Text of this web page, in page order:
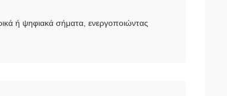
ή ψηφιακά σήματα, ενεργοποιώντας